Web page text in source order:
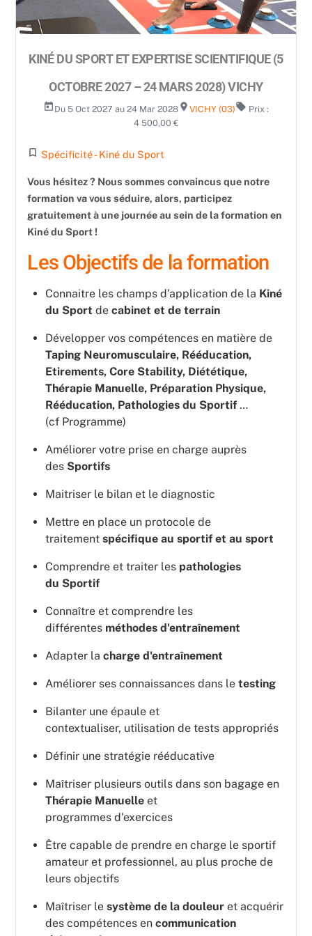
KINÉ DU SPORT ET EXPERTISE SCIENTIFIQUE (5
OCTOBRE 2027 – 24 MARS 2028) VICHY
today Du 5 Oct 2027 au 24 Mar 2028 room VICHY (03)local_offer Prix :
4 500,00 €
turned_in_not Spécificité - Kiné du Sport
Vous hésitez ? Nous sommes convaincus que notre
formation va vous séduire, alors, participez
gratuitement à une journée au sein de la formation en
Kiné du Sport !
Les Objectifs de la formation
Connaitre les champs d’application de la Kiné
du Sport de cabinet et de terrain
Développer vos compétences en matière de
Taping Neuromusculaire, Rééducation,
Etirements, Core Stability, Diététique,
Thérapie Manuelle, Préparation Physique,
Rééducation, Pathologies du Sportif …
(cf Programme)
Améliorer votre prise en charge auprès
des Sportifs
Maitriser le bilan et le diagnostic
Mettre en place un protocole de
traitement spécifique au sportif et au sport
Comprendre et traiter les pathologies
du Sportif
Connaître et comprendre les
différentes méthodes d'entraînement
Adapter la charge d'entraînement
Améliorer ses connaissances dans le testing
Bilanter une épaule et
contextualiser, utilisation de tests appropriés
Définir une stratégie rééducative
Maîtriser plusieurs outils dans son bagage en
Thérapie Manuelle et
programmes d'exercices
Être capable de prendre en charge le sportif
amateur et professionnel, au plus proche de
leurs objectifs
Maîtriser le système de la douleur et acquérir
des compétences en communication